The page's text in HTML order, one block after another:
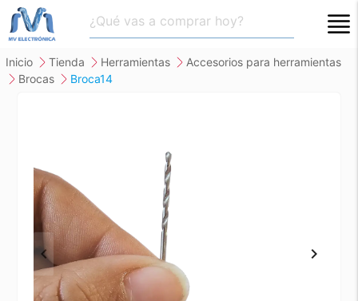
inicio tienda herramientas
accesorios para herramientas
brocas
broca14